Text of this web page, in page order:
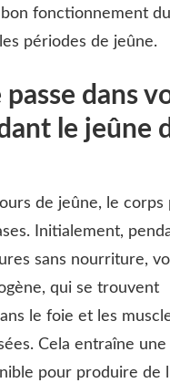
fonctionnement
périodes de jeûne.
passe dans
le jeûne
de jeûne, le corps
Initialement,
sans nourriture,
qui se trouvent
le foie et les
Cela entraîne une
pour produire de